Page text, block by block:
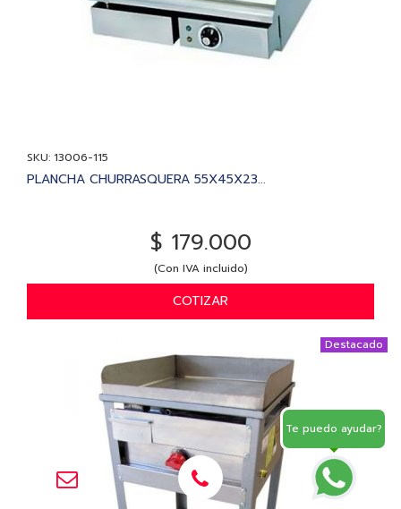
SKU: 13006-115
PLANCHA CHURRASQUERA 55X45X23...
$ 179.000
(Con IVA incluido)
COTIZAR
Destacado
Te puedo ayudar?